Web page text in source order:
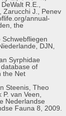
R.E.,
Zarucchi J., Penev
annual-
the
DJN,
Syrphidae
of
the Net
Steenis, Theo
van Veen,
Nederlandse
Fauna 8, 2009.